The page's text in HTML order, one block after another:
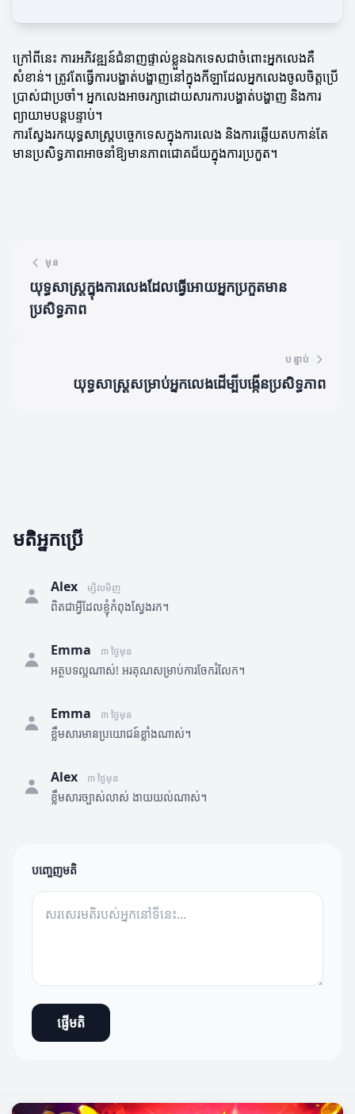
ក្រៅពីនេះ ការអភិវឌ្ឍន៍ជំនាញផ្ទាល់ខ្លួនឯកទេសជាចំពោះអ្នកលេងគឺ
សំខាន់។ ត្រូវតែធ្វើការបង្ហាត់បង្ហាញនៅក្នុងកីឡាដែលអ្នកលេងចូលចិត្តប្រើ
ប្រាស់ជាប្រចាំ។ អ្នកលេងអាចរក្សាដោយសារ​ការបង្ហាត់បង្ហាញ និងការ
ព្យាយាមបន្តបន្ទាប់។
ការស្វែងរកយុទ្ធសាស្ត្របច្ចេកទេសក្នុងការលេង និងការឆ្លើយតបកាន់តែ
មានប្រសិទ្ធភាពអាចនាំឱ្យមានភាពជោគជ័យក្នុងការប្រកួត។
មុន
យុទ្ធសាស្ត្រក្នុងការលេងដែលធ្វើអោយអ្នកប្រកួតមាន
ប្រសិទ្ធភាព
បន្ទាប់
យុទ្ធសាស្ត្រសម្រាប់អ្នកលេងដើម្បីបង្កើនប្រសិទ្ធភាព
មតិអ្នកប្រើ
Alex ម្សិលមិញ
ពិតជាអ្វីដែលខ្ញុំកំពុងស្វែងរក។
Emma ៣ ថ្ងៃមុន
អត្ថបទល្អណាស់! អរគុណសម្រាប់ការចែករំលែក។
Emma ៣ ថ្ងៃមុន
ខ្លឹមសារមានប្រយោជន៍ខ្លាំងណាស់។
Alex ៣ ថ្ងៃមុន
ខ្លឹមសារច្បាស់លាស់ ងាយយល់ណាស់។
បញ្ចេញមតិ
ផ្ញើមតិ